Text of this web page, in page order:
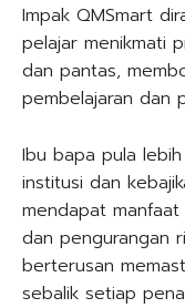
Impak QMSmart
pelajar menikmati
dan pantas,
pembelajaran dan
Ibu bapa pula
institusi dan
mendapat
dan pengurangan
berterusan
sebalik setiap